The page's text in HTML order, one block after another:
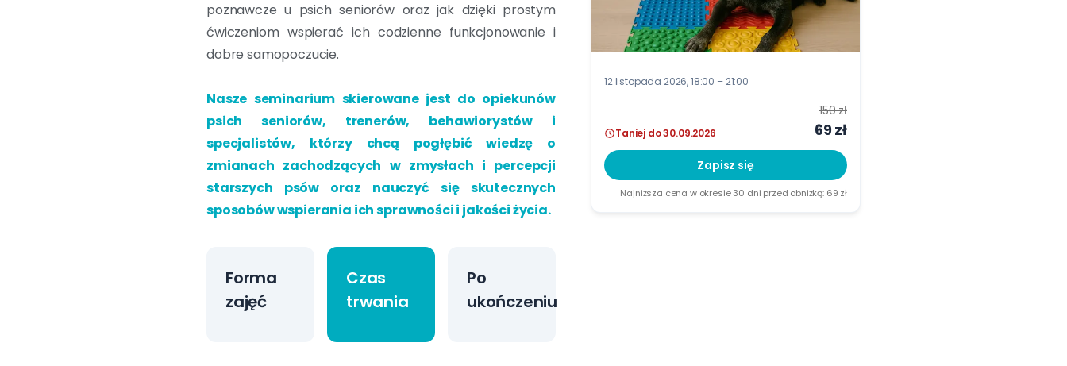
poznawcze u psich seniorów oraz jak dzięki prostym
ćwiczeniom wspierać ich codzienne funkcjonowanie i
dobre samopoczucie.
Nasze seminarium skierowane jest do opiekunów
psich seniorów, trenerów, behawiorystów i
specjalistów, którzy chcą pogłębić wiedzę o
zmianach zachodzących w zmysłach i percepcji
starszych psów oraz nauczyć się skutecznych
sposobów wspierania ich sprawności i jakości życia.
Forma
zajęć
Czas
trwania
Po
ukończeniu
12 listopada 2026, 18:00 – 21:00
150 zł
Taniej do 30.09.2026 69 zł
Zapisz się
Najniższa cena w okresie 30 dni przed obniżką: 69 zł